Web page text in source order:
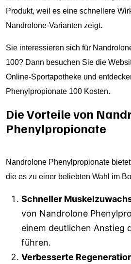
Produkt, weil es eine schnellere
Nandrolone-Varianten zeigt.
Sie interessieren sich für
100? Dann besuchen Sie die
Online-Sportapotheke und
Phenylpropionate 100 Kosten.
Die Vorteile von
Phenylpropionate
Nandrolone Phenylpropionate
die es zu einer beliebten Wahl im
Schneller
von Nandrolone
einem deutlichen Anstieg
führen.
Verbesserte